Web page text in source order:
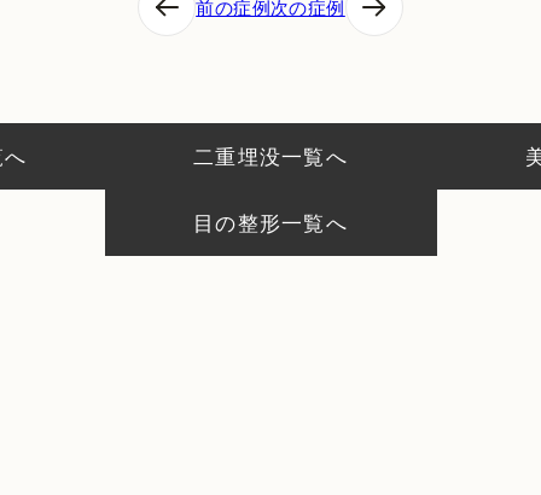
前の症例次の症例
二重埋没一覧へ
目の整形一覧へ